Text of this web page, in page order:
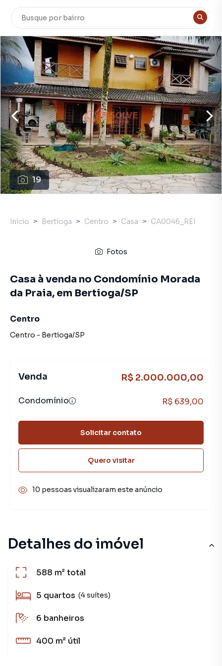
19
Detalhes do imóvel
588 m²total
5 quartos (4 suítes)
6 banheiros
400 m² útil
Início Bertioga Centro Casa CA0046_REI
Fotos
Casa à venda no Condomínio Morada
da Praia, em Bertioga/SP
Centro
Centro - Bertioga/SP
Venda R$ 2.000.000,00
Condomínio R$ 639,00
Solicitar contato
Quero visitar
10 pessoas visualizaram este anúncio